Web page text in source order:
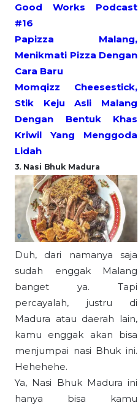
Good Works Podcast
#16
Papizza Malang,
Menikmati Pizza Dengan
Cara Baru
Momqizz Cheesestick,
Stik Keju Asli Malang
Dengan Bentuk Khas
Kriwil Yang Menggoda
Lidah
3. Nasi Bhuk Madura
Duh, dari namanya saja
sudah enggak Malang
banget ya. Tapi
percayalah, justru di
Madura atau daerah lain,
kamu enggak akan bisa
menjumpai nasi Bhuk ini.
Hehehehe.
Ya, Nasi Bhuk Madura ini
hanya bisa kamu